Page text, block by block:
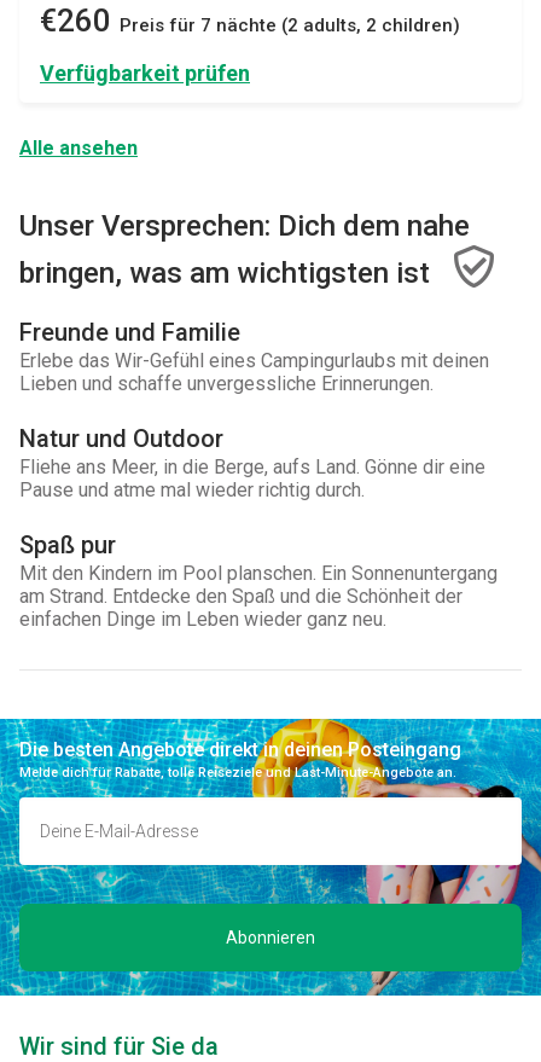
€260 Preis für 7 nächte (2 adults, 2 children)
Verfügbarkeit prüfen
Alle ansehen
Unser Versprechen: Dich dem nahe
bringen, was am wichtigsten ist
Freunde und Familie
Erlebe das Wir-Gefühl eines Campingurlaubs mit deinen
Lieben und schaffe unvergessliche Erinnerungen.
Natur und Outdoor
Fliehe ans Meer, in die Berge, aufs Land. Gönne dir eine
Pause und atme mal wieder richtig durch.
Spaß pur
Mit den Kindern im Pool planschen. Ein Sonnenuntergang
am Strand. Entdecke den Spaß und die Schönheit der
einfachen Dinge im Leben wieder ganz neu.
Die besten Angebote direkt in deinen Posteingang
Melde dich für Rabatte, tolle Reiseziele und Last-Minute-Angebote an.
Abonnieren
Wir sind für Sie da